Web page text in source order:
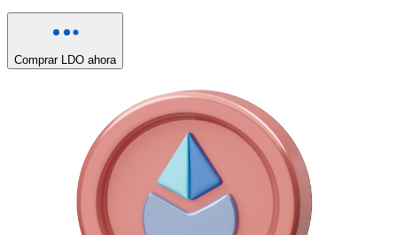
Comprar LDO ahora